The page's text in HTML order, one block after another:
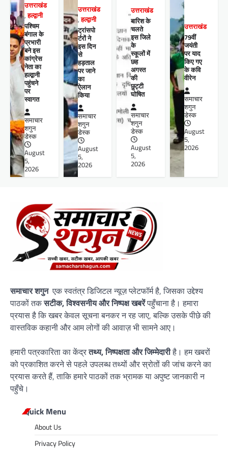
उत्तराखंड
,हल्द्वानी
पश्चिम
बंगाल के
प्रभारी
बने इस
कांग्रेस
नेता का
हल्द्वानी
पहुंचने
पर
स्वागत
समाचार
शगुन
डेस्क
August
5,
2026
उत्तराखंड
,हल्द्वानी
ट्रांसपो
र्टरों ने
इस दिन
से
हड़ताल
पर जाने
का
ऐलान
किया
समाचार
शगुन
डेस्क
August
5,
2026
उत्तराखंड
बारिश के
चलते
इस जिले
के
स्कूलों में
छह
अगस्त
की
छुट्टी
घोषित
समाचार
शगुन
डेस्क
August
5,
2026
उत्तराखंड
79वीं
जयंती
पर याद
किए गए
के कवि
वीरेन
समाचार
शगुन
डेस्क
August
5,
2026
समाचार शगुन एक स्वतंत्र डिजिटल न्यूज़ प्लेटफॉर्म है, जिसका उद्देश्य
पाठकों तकसटीक, विश्वसनीय और निष्पक्ष खबरेंपहुँचाना है। हमारा
प्रयास है कि खबर केवल सूचना बनकर न रह जाए, बल्कि उसके पीछे की
वास्तविक कहानी और आम लोगों की आवाज़ भी सामने आए।
हमारी पत्रकारिता का केंद्रतथ्य, निष्पक्षता और जिम्मेदारीहै। हम खबरों
को प्रकाशित करने से पहले उपलब्ध तथ्यों और स्रोतों की जांच करने का
प्रयास करते हैं, ताकि हमारे पाठकों तक भ्रामक या अपुष्ट जानकारी न
पहुँचे।
Quick Menu
About Us
Privacy Policy